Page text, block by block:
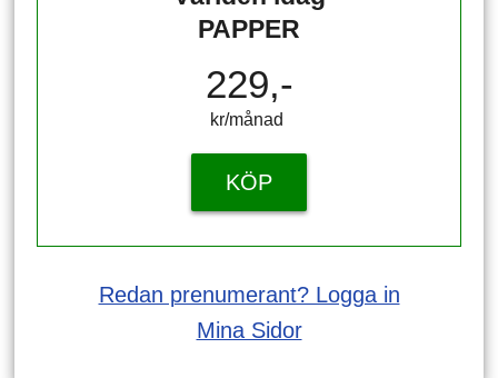
PAPPER
229,-
kr/månad ​​​​​​
KÖP
Redan prenumerant? Logga in
Mina Sidor